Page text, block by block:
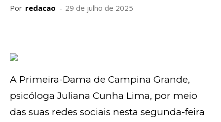
Por redacao - 29 de julho de 2025
A Primeira-Dama de Campina Grande,
psicóloga Juliana Cunha Lima, por meio
das suas redes sociais nesta segunda-feira